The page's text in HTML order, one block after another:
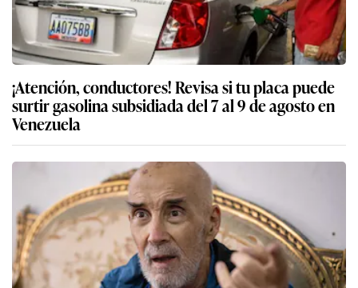
¡Atención, conductores! Revisa si tu placa puede
surtir gasolina subsidiada del 7 al 9 de agosto en
Venezuela